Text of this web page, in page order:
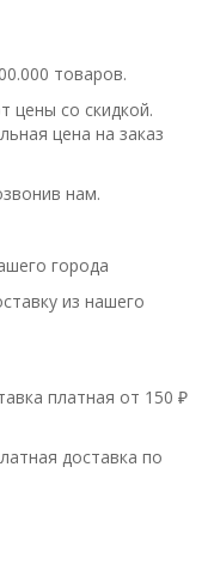
товаров.
цены со скидкой.
цена на заказ
нам.
города
из нашего
платная от 150 ₽
доставка по